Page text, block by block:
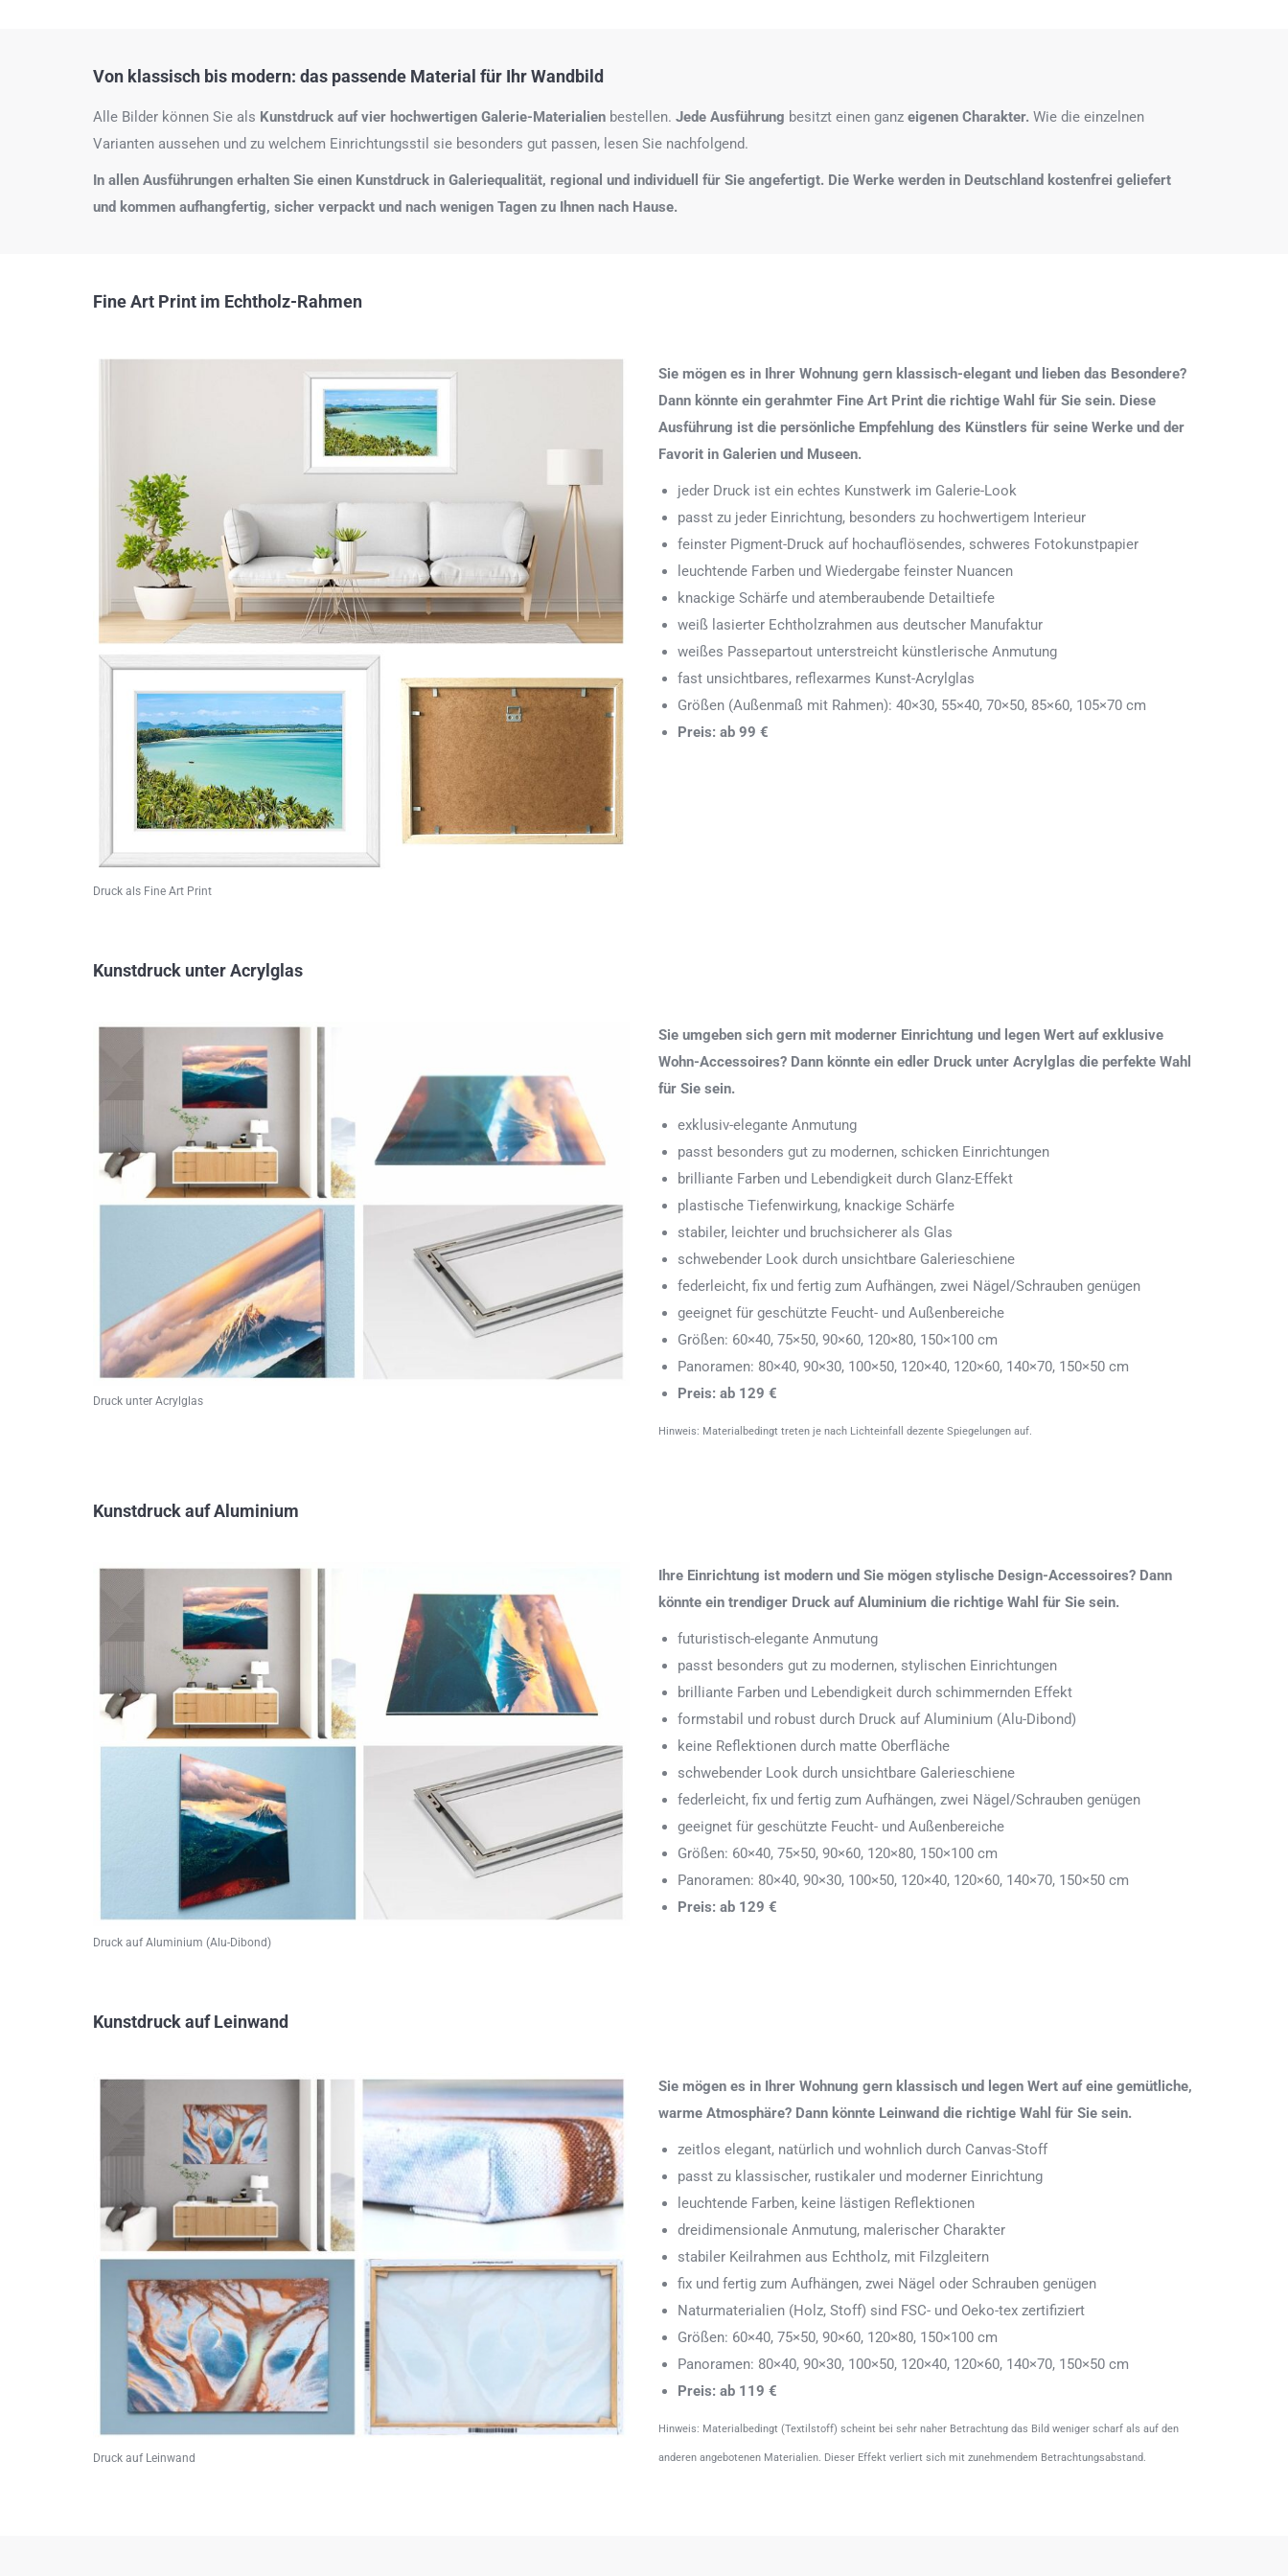
Von klassisch bis modern: das passende Material für Ihr Wandbild
Alle Bilder können Sie als Kunstdruck auf vier hochwertigen Galerie-Materialien bestellen. Jede Ausführung besitzt einen ganz eigenen Charakter. Wie die einzelnen
Varianten aussehen und zu welchem Einrichtungsstil sie besonders gut passen, lesen Sie nachfolgend.
In allen Ausführungen erhalten Sie einen Kunstdruck in Galeriequalität, regional und individuell für Sie angefertigt. Die Werke werden in Deutschland kostenfrei geliefert
und kommen aufhangfertig, sicher verpackt und nach wenigen Tagen zu Ihnen nach Hause.
Fine Art Print im Echtholz-Rahmen
Druck als Fine Art Print
Sie mögen es in Ihrer Wohnung gern klassisch-elegant und lieben das Besondere?
Dann könnte ein gerahmter Fine Art Print die richtige Wahl für Sie sein. Diese
Ausführung ist die persönliche Empfehlung des Künstlers für seine Werke und der
Favorit in Galerien und Museen.
jeder Druck ist ein echtes Kunstwerk im Galerie-Look
passt zu jeder Einrichtung, besonders zu hochwertigem Interieur
feinster Pigment-Druck auf hochauflösendes, schweres Fotokunstpapier
leuchtende Farben und Wiedergabe feinster Nuancen
knackige Schärfe und atemberaubende Detailtiefe
weiß lasierter Echtholzrahmen aus deutscher Manufaktur
weißes Passepartout unterstreicht künstlerische Anmutung
fast unsichtbares, reflexarmes Kunst-Acrylglas
Größen (Außenmaß mit Rahmen): 40×30, 55×40, 70×50, 85×60, 105×70 cm
Preis: ab 99 €
Kunstdruck unter Acrylglas
Druck unter Acrylglas
Sie umgeben sich gern mit moderner Einrichtung und legen Wert auf exklusive
Wohn-Accessoires? Dann könnte ein edler Druck unter Acrylglas die perfekte Wahl
für Sie sein.
exklusiv-elegante Anmutung
passt besonders gut zu modernen, schicken Einrichtungen
brilliante Farben und Lebendigkeit durch Glanz-Effekt
plastische Tiefenwirkung, knackige Schärfe
stabiler, leichter und bruchsicherer als Glas
schwebender Look durch unsichtbare Galerieschiene
federleicht, fix und fertig zum Aufhängen, zwei Nägel/Schrauben genügen
geeignet für geschützte Feucht- und Außenbereiche
Größen: 60×40, 75×50, 90×60, 120×80, 150×100 cm
Panoramen: 80×40, 90×30, 100×50, 120×40, 120×60, 140×70, 150×50 cm
Preis: ab 129 €
Hinweis: Materialbedingt treten je nach Lichteinfall dezente Spiegelungen auf.
Kunstdruck auf Aluminium
Druck auf Aluminium (Alu-Dibond)
Ihre Einrichtung ist modern und Sie mögen stylische Design-Accessoires? Dann
könnte ein trendiger Druck auf Aluminium die richtige Wahl für Sie sein.
futuristisch-elegante Anmutung
passt besonders gut zu modernen, stylischen Einrichtungen
brilliante Farben und Lebendigkeit durch schimmernden Effekt
formstabil und robust durch Druck auf Aluminium (Alu-Dibond)
keine Reflektionen durch matte Oberfläche
schwebender Look durch unsichtbare Galerieschiene
federleicht, fix und fertig zum Aufhängen, zwei Nägel/Schrauben genügen
geeignet für geschützte Feucht- und Außenbereiche
Größen: 60×40, 75×50, 90×60, 120×80, 150×100 cm
Panoramen: 80×40, 90×30, 100×50, 120×40, 120×60, 140×70, 150×50 cm
Preis: ab 129 €
Kunstdruck auf Leinwand
Druck auf Leinwand
Sie mögen es in Ihrer Wohnung gern klassisch und legen Wert auf eine gemütliche,
warme Atmosphäre? Dann könnte Leinwand die richtige Wahl für Sie sein.
zeitlos elegant, natürlich und wohnlich durch Canvas-Stoff
passt zu klassischer, rustikaler und moderner Einrichtung
leuchtende Farben, keine lästigen Reflektionen
dreidimensionale Anmutung, malerischer Charakter
stabiler Keilrahmen aus Echtholz, mit Filzgleitern
fix und fertig zum Aufhängen, zwei Nägel oder Schrauben genügen
Naturmaterialien (Holz, Stoff) sind FSC- und Oeko-tex zertifiziert
Größen: 60×40, 75×50, 90×60, 120×80, 150×100 cm
Panoramen: 80×40, 90×30, 100×50, 120×40, 120×60, 140×70, 150×50 cm
Preis: ab 119 €
Hinweis: Materialbedingt (Textilstoff) scheint bei sehr naher Betrachtung das Bild weniger scharf als auf den
anderen angebotenen Materialien. Dieser Effekt verliert sich mit zunehmendem Betrachtungsabstand.